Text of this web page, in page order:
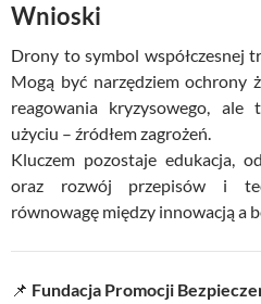
Wnioski
Drony to symbol współczesnej
Mogą być narzędziem ochrony
reagowania kryzysowego, ale
użyciu – źródłem zagrożeń.
Kluczem pozostaje edukacja,
oraz rozwój przepisów i
równowagę między innowacją a
📌 Fundacja Promocji